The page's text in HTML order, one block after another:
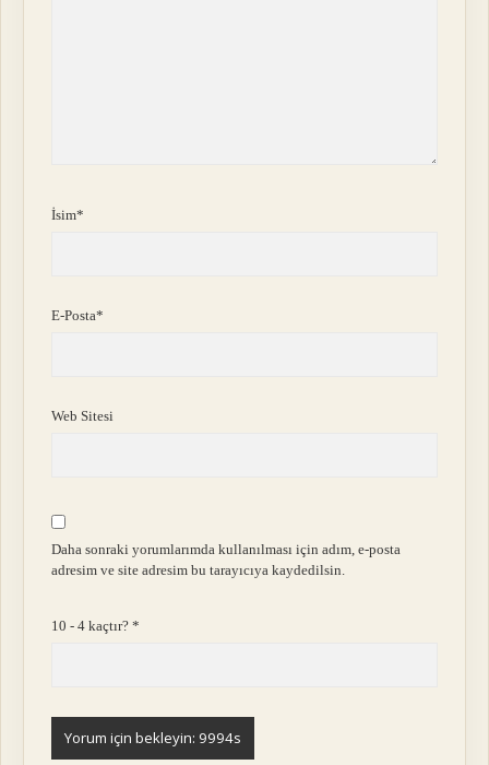
İsim*
E-Posta*
Web Sitesi
Daha sonraki yorumlarımda kullanılması için adım, e-posta
adresim ve site adresim bu tarayıcıya kaydedilsin.
10 - 4 kaçtır?*